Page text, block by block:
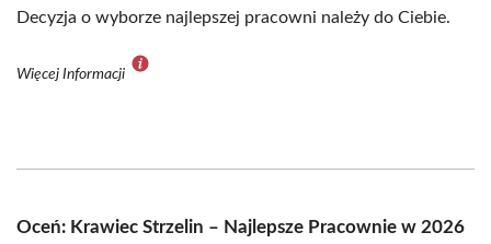
Decyzja o wyborze najlepszej pracowni należy do Ciebie.
Więcej Informacji
Oceń: Krawiec Strzelin – Najlepsze Pracownie w 2026